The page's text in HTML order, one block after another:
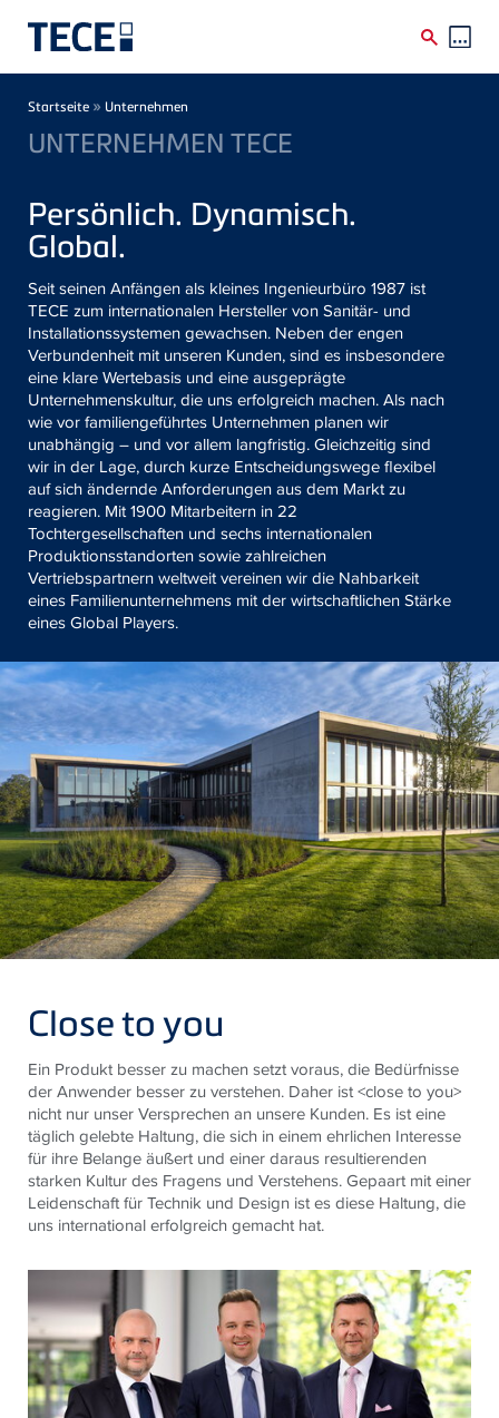
Breadcrumb
Startseite » Unternehmen
UNTERNEHMEN TECE
Persönlich. Dynamisch.
Global.
Seit seinen Anfängen als kleines Ingenieurbüro 1987 ist
TECE zum internationalen Hersteller von Sanitär- und
Installationssystemen gewachsen. Neben der engen
Verbundenheit mit unseren Kunden, sind es insbesondere
eine klare Wertebasis und eine ausgeprägte
Unternehmenskultur, die uns erfolgreich machen. Als nach
wie vor familiengeführtes Unternehmen planen wir
unabhängig – und vor allem langfristig. Gleichzeitig sind
wir in der Lage, durch kurze Entscheidungswege flexibel
auf sich ändernde Anforderungen aus dem Markt zu
reagieren. Mit 1900 Mitarbeitern in 22
Tochtergesellschaften und sechs internationalen
Produktionsstandorten sowie zahlreichen
Vertriebspartnern weltweit vereinen wir die Nahbarkeit
eines Familienunternehmens mit der wirtschaftlichen Stärke
eines Global Players.
Close to you
Ein Produkt besser zu machen setzt voraus, die Bedürfnisse
der Anwender besser zu verstehen. Daher ist <close to you>
nicht nur unser Versprechen an unsere Kunden. Es ist eine
täglich gelebte Haltung, die sich in einem ehrlichen Interesse
für ihre Belange äußert und einer daraus resultierenden
starken Kultur des Fragens und Verstehens. Gepaart mit einer
Leidenschaft für Technik und Design ist es diese Haltung, die
uns international erfolgreich gemacht hat.